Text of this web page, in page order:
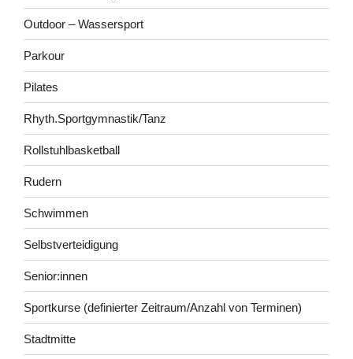
Outdoor – Wassersport
Parkour
Pilates
Rhyth.Sportgymnastik/Tanz
Rollstuhlbasketball
Rudern
Schwimmen
Selbstverteidigung
Senior:innen
Sportkurse (definierter Zeitraum/Anzahl von Terminen)
Stadtmitte